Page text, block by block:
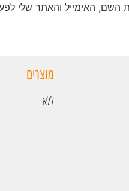
השם, האימייל והאתר שלי
מוצרים
ללא